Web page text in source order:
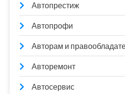
Автопрестиж
Автопрофи
Авторам и
Авторемонт
Автосервис